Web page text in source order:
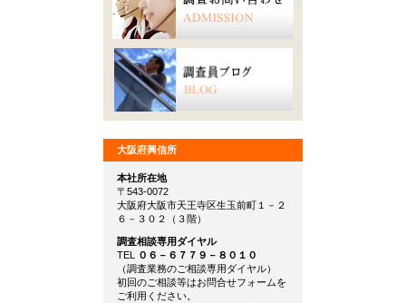
大阪府興信所
本社所在地
〒543-0072
大阪府大阪市天王寺区生玉前町１－２
６－３０２（３階）
調査相談専用ダイヤル
TEL ０６－６７７９－８０１０
（調査業務のご相談専用ダイヤル）
初回のご相談等はお問合せフォームを
ご利用ください。